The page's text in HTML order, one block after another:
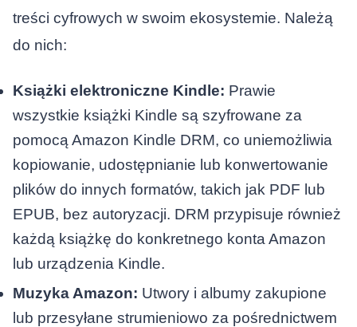
treści cyfrowych w swoim ekosystemie. Należą
do nich:
Książki elektroniczne Kindle: Prawie
wszystkie książki Kindle są szyfrowane za
pomocą Amazon Kindle DRM, co uniemożliwia
kopiowanie, udostępnianie lub konwertowanie
plików do innych formatów, takich jak PDF lub
EPUB, bez autoryzacji. DRM przypisuje również
każdą książkę do konkretnego konta Amazon
lub urządzenia Kindle.
Muzyka Amazon: Utwory i albumy zakupione
lub przesyłane strumieniowo za pośrednictwem